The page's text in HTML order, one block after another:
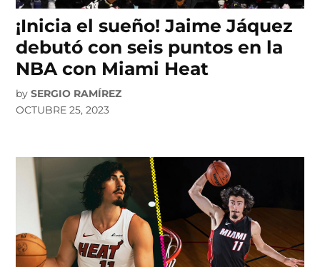
¡Inicia el sueño! Jaime Jáquez
debutó con seis puntos en la
NBA con Miami Heat
by SERGIO RAMÍREZ
OCTUBRE 25, 2023